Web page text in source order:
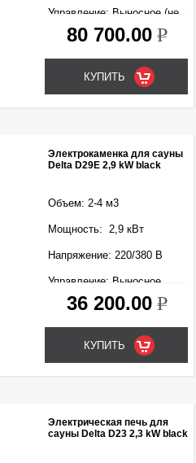
Управление: Выносное (не
входит в комплект)
80 700.00 k
Электрокаменка для сауны
Delta D29E 2,9 kW black
Объем: 2-4 м3
Мощность: 2,9 кВт
Напряжение: 220/380 В
Управление: Выносное
(входит в комплект)
36 200.00 k
Электрическая печь для
сауны Delta D23 2,3 kW black